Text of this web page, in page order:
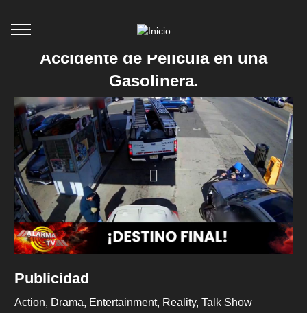
Accidente de Película en una
Gasolinera.
Publicidad
Action Drama Entertainment Reality Talk Show